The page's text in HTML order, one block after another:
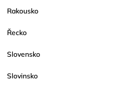
Rakousko
Řecko
Slovensko
Slovinsko